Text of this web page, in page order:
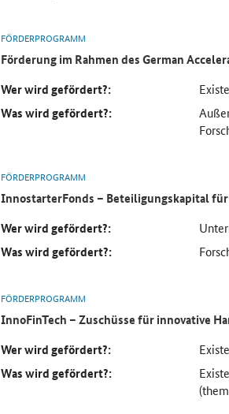
FÖRDERPROGRAMM
Förderung im Rahmen desGerman
Wer wird gefördert?:
Was wird gefördert?:
FÖRDERPROGRAMM
InnostarterFonds – Beteiligungskapital
Wer wird gefördert?:
Was wird gefördert?:
FÖRDERPROGRAMM
InnoFinTech – Zuschüsse für innovative
Wer wird gefördert?:
Was wird gefördert?: